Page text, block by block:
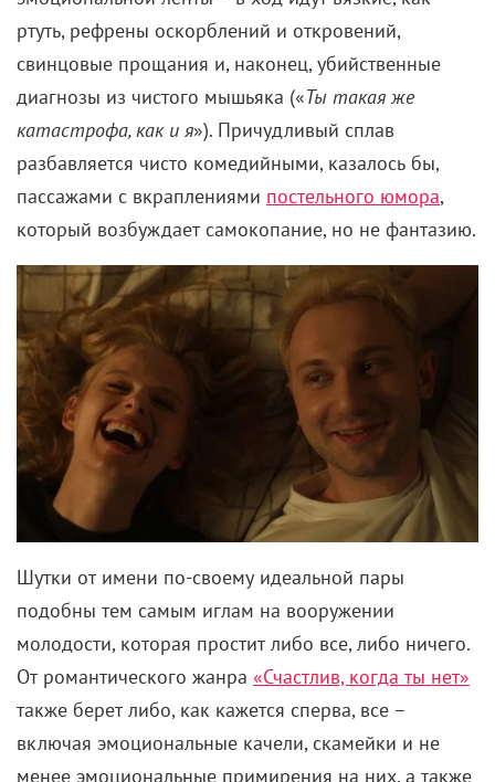
пассажами с вкраплениямипостельного юмора
который возбуждает самокопание, но не фантазию.
Шутки от имени по-своему идеальной пары
подобны тем самым иглам на вооружении
молодости, которая простит либо все, либо ничего.
От романтического жанра
«Счастлив, когда ты нет»
также берет либо, как кажется сперва, все –
включая эмоциональные качели, скамейки и не
менее эмоциональные примирения на них, а также
склонность к излишней драматизации. Либо, как
оказывается в дальнейшем, все-таки ничего. Точнее,
лишь самую малость – пару-тройку клише,
несколько цитат и «ласковых» фраз. Так же как и